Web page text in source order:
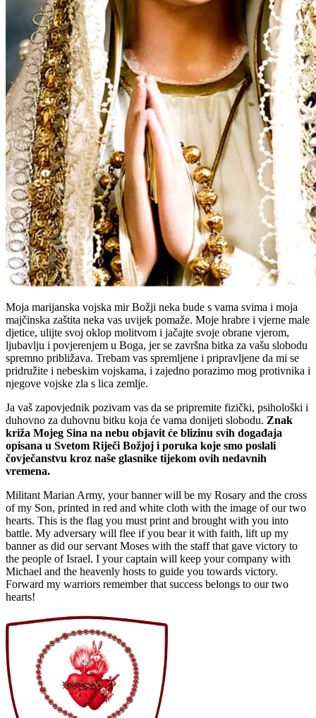
Moja marijanska vojska mir Božji neka bude s vama svima i moja
majčinska zaštita neka vas uvijek pomaže. Moje hrabre i vjerne male
djetice, ulijte svoj oklop molitvom i jačajte svoje obrane vjerom,
ljubavlju i povjerenjem u Boga, jer se završna bitka za vašu slobodu
spremno približava. Trebam vas spremljene i pripravljene da mi se
pridružite i nebeskim vojskama, i zajedno porazimo mog protivnika i
njegove vojske zla s lica zemlje.
Ja vaš zapovjednik pozivam vas da se pripremite fizički, psihološki i
duhovno za duhovnu bitku koja će vama donijeti slobodu. Znak
križa Mojeg Sina na nebu objavit će blizinu svih događaja
opisana u Svetom Riječi Božjoj i poruka koje smo poslali
čovječanstvu kroz naše glasnike tijekom ovih nedavnih
vremena.
Militant Marian Army, your banner will be my Rosary and the cross
of my Son, printed in red and white cloth with the image of our two
hearts. This is the flag you must print and brought with you into
battle. My adversary will flee if you bear it with faith, lift up my
banner as did our servant Moses with the staff that gave victory to
the people of Israel. I your captain will keep your company with
Michael and the heavenly hosts to guide you towards victory.
Forward my warriors remember that success belongs to our two
hearts!